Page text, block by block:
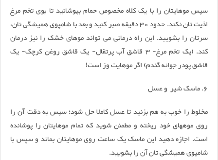
سپس موهایتان را با یک کلاه مخصوص حمام بپوشانید تا بوی تخم مرغ
اذیت تان نکند. حدود 30 دقیقه صبر کنید و بعد با شامپوی همیشگی تان،
سرتان را بشویید. این راه درمانی می تواند موهای خشک را نیز درمان
کند. (یک تخم مرغ- 3 قاشق آب پرتقال- یک قاشق روغن کرچک- یک
قاشق پودر جوانه گندم) اگر موهایت وز است!
6. ماسک شیر و عسل
مخلوط را خوب به هم بزنید تا عسل کاملا حل شود؛ سپس به دقت آن را
روی موههای خود ریخته و مطمئن شوید که تمام موهایتان را پوشانده
است. اجازه دهید این ماسک یک ساعت روی موهایتان بماند و سپس با
شامپوی همیشگی تان آن را بشویید.